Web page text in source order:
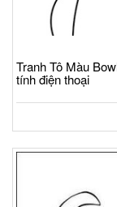
Tranh Tô Màu
tính điện thoại